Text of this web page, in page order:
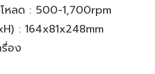
โหลด : 500-1,700rpm
: 164x81x248mm
อง